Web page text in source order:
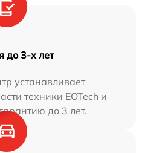
до 3-х лет
устанавливает
техники EOTech и
до 3 лет.